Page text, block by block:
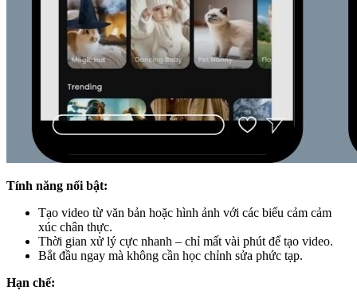
Tính năng nổi bật:
Tạo video từ văn bản hoặc hình ảnh với các biểu cảm cảm
xúc chân thực.
Thời gian xử lý cực nhanh – chỉ mất vài phút để tạo video.
Bắt đầu ngay mà không cần học chỉnh sửa phức tạp.
Hạn chế: